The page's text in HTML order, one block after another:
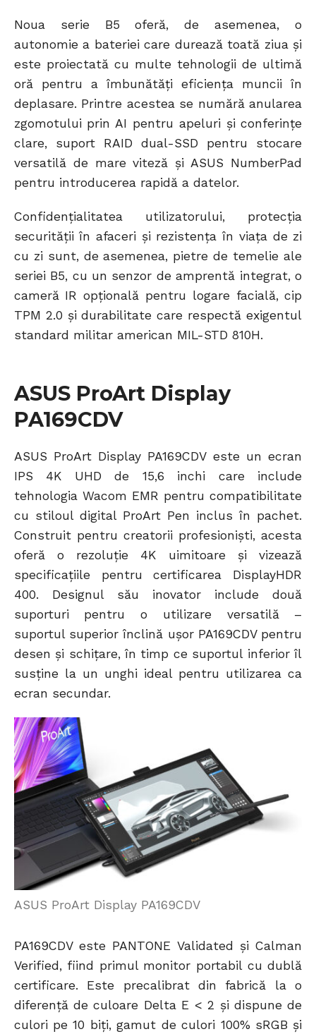
Noua serie B5 oferă, de asemenea, o
autonomie a bateriei care durează toată ziua și
este proiectată cu multe tehnologii de ultimă
oră pentru a îmbunătăți eficiența muncii în
deplasare. Printre acestea se numără anularea
zgomotului prin AI pentru apeluri și conferințe
clare, suport RAID dual-SSD pentru stocare
versatilă de mare viteză și ASUS NumberPad
pentru introducerea rapidă a datelor.
Confidențialitatea utilizatorului, protecția
securității în afaceri și rezistența în viața de zi
cu zi sunt, de asemenea, pietre de temelie ale
seriei B5, cu un senzor de amprentă integrat, o
cameră IR opțională pentru logare facială, cip
TPM 2.0 și durabilitate care respectă exigentul
standard militar american MIL-STD 810H.
ASUS ProArt Display
PA169CDV
ASUS ProArt Display PA169CDV este un ecran
IPS 4K UHD de 15,6 inchi care include
tehnologia Wacom EMR pentru compatibilitate
cu stiloul digital ProArt Pen inclus în pachet.
Construit pentru creatorii profesioniști, acesta
oferă o rezoluție 4K uimitoare și vizează
specificațiile pentru certificarea DisplayHDR
400. Designul său inovator include două
suporturi pentru o utilizare versatilă –
suportul superior înclină ușor PA169CDV pentru
desen și schițare, în timp ce suportul inferior îl
susține la un unghi ideal pentru utilizarea ca
ecran secundar.
ASUS ProArt Display PA169CDV
PA169CDV este PANTONE Validated și Calman
Verified, fiind primul monitor portabil cu dublă
certificare. Este precalibrat din fabrică la o
diferență de culoare Delta E < 2 și dispune de
culori pe 10 biți, gamut de culori 100% sRGB și